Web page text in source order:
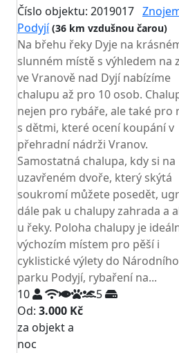
Číslo objektu: 2019017
Podyjí (36 km vzdušnou čarou)
Na břehu řeky Dyje na
slunném místě s výhledem na
ve Vranově nad Dyjí nabízíme
chalupu až pro 10 osob.
nejen pro rybáře, ale také pro
s dětmi, které ocení koupání v
přehradní nádrži Vranov.
Samostatná chalupa, kdy si na
uzavřeném dvoře, který skýtá
soukromí můžete posedět,
dále pak u chalupy zahrada a
u řeky. Poloha chalupy je
výchozím místem pro pěší i
cyklistické výlety do Národního
parku Podyjí, rybaření na...
10
5
Od: 3.000 Kč
za objekt a
noc